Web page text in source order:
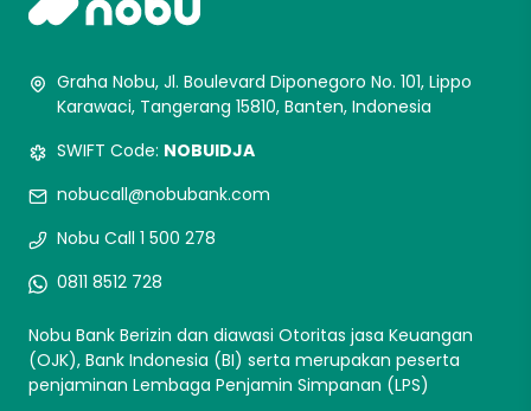
Graha Nobu, Jl. Boulevard Diponegoro No. 101, Lippo
Karawaci, Tangerang 15810, Banten, Indonesia
SWIFT Code: NOBUIDJA
nobucall@nobubank.com
Nobu Call 1 500 278
0811 8512 728
Nobu Bank Berizin dan diawasi Otoritas jasa Keuangan
(OJK), Bank Indonesia (BI) serta merupakan peserta
penjaminan Lembaga Penjamin Simpanan (LPS)